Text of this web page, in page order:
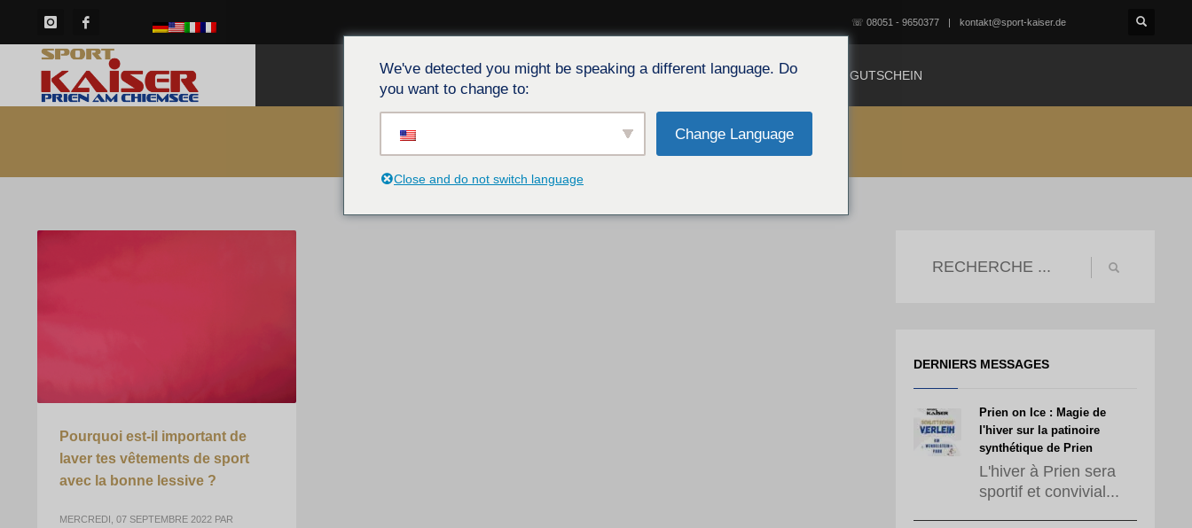
☏ 08051 - 9650377 kontakt@sport-kaiser.de
HOME SERVICE ÉVÉNEMENTS CARIERRE BLOG CONTACT GUTSCHEIN
Pourquoi est-il important de
laver tes vêtements de sport
avec la bonne lessive ?
MERCREDI, 07 SEPTEMBRE 2022 PAR
DERNIERS MESSAGES
Prien on Ice : Magie de
l'hiver sur la patinoire
synthétique de Prien
L'hiver à Prien sera
sportif et convivial...
We've detected you might be speaking a different language. Do
you want to change to:
Change Language
Close and do not switch language